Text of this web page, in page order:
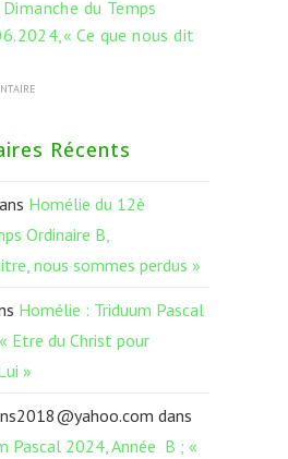
du Temps
Ce que nous dit
Récents
Homélie du 12è
Ordinaire B,
nous sommes perdus »
Homélie : Triduum Pascal
Etre du Christ pour
»
dans
Pascal 2024, Année B ; «